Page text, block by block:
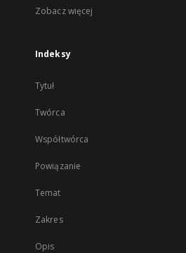
Zobacz więcej
Indeksy
Tytuł
Twórca
Współtwórca
Powiązanie
Temat
Zakres
Opis